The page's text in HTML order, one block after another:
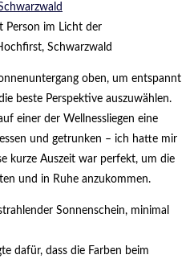
Person im Licht der
Schwarzwald
oben, um entspannt
beste Perspektive auszuwählen.
einer der Wellnessliegen eine
und getrunken – ich hatte mir
kurze Auszeit war perfekt, um die
und in Ruhe anzukommen.
Sonnenschein, minimal
dafür, dass die Farben beim